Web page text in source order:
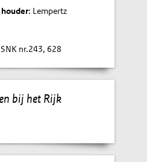
: Lempertz
nr.243, 628
bij het Rijk